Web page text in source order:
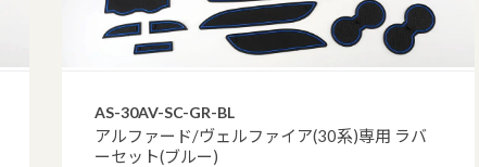
AS-30AV-SC-GR-BL
アルファード/ヴェルファイア(30系)専用 ラバ
ーセット(ブルー)